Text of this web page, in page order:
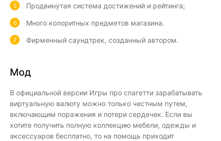
Продвинутая система достижений и рейтинга;
Много колоритных предметов магазина.
Фирменный саундтрек, созданный автором.
Мод
В официальной версии Игры про спагетти зарабатывать
виртуальную валюту можно только честным путем,
включающим поражения и потери сердечек. Если вы
хотите получить полную коллекцию мебели, одежды и
аксессуаров бесплатно, то на помощь приходит